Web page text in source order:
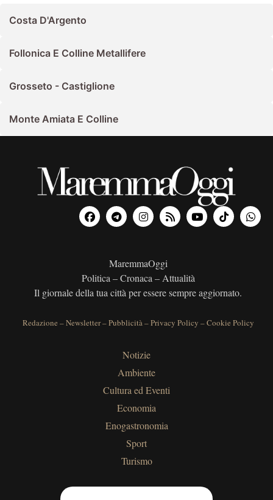
Costa D'Argento
Follonica E Colline Metallifere
Grosseto - Castiglione
Monte Amiata E Colline
MaremmaOggi
Politica – Cronaca – Attualità
Il giornale della tua città per essere sempre aggiornato.
Redazione –Newsletter–Pubblicità–Privacy Policy –Cookie Policy
Notizie
Ambiente
Cultura ed Eventi
Economia
Enogastronomia
Sport
Turismo